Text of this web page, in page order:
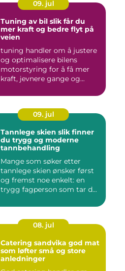
09. jul
Tuning av bil slik får du
mer kraft og bedre flyt på
veien
tuning handler om å justere
og optimalisere bilens
motorstyring for å få mer
kraft, jevnere gange og...
09. jul
Tannlege skien slik finner
du trygg og moderne
tannbehandling
Mange som søker etter
tannlege skien ønsker først
og fremst noe enkelt: en
trygg fagperson som tar d...
08. jul
Catering sandvika god mat
som løfter små og store
anledninger